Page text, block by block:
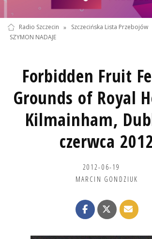
Radio Szczecin » Szczecińska Lista Przebojów
SZYMON NADAJE
Forbidden Fruit
Grounds of Royal
Kilmainham,
czerwca
2012-06-19
MARCIN GONDZIUK